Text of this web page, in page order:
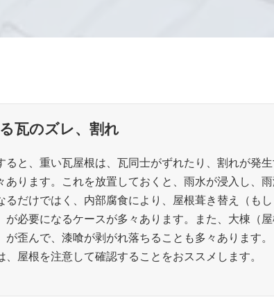
瓦屋根のメ
瓦のズレ、割れ
ると、重い瓦屋根は、瓦同士がずれたり、割れが発
あります。これを放置しておくと、雨水が浸入し、
るだけではく、内部腐食により、屋根葺き替え（もし
が必要になるケースが多々あります。また、大棟（
が歪んで、漆喰が剥がれ落ちることも多々あります。
、屋根を注意して確認することをおススメします。